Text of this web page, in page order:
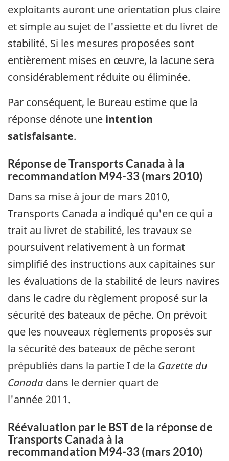
exploitants auront une orientation plus claire
et simple au sujet de l'assiette et du livret de
stabilité. Si les mesures proposées sont
entièrement mises en œuvre, la lacune sera
considérablement réduite ou éliminée.
Par conséquent, le Bureau estime que la
réponse dénote une intention
satisfaisante.
Réponse de Transports Canada à la
recommandation M94-33 (mars 2010)
Dans sa mise à jour de mars 2010,
Transports Canada a indiqué qu'en ce qui a
trait au livret de stabilité, les travaux se
poursuivent relativement à un format
simplifié des instructions aux capitaines sur
les évaluations de la stabilité de leurs navires
dans le cadre du règlement proposé sur la
sécurité des bateaux de pêche. On prévoit
que les nouveaux règlements proposés sur
la sécurité des bateaux de pêche seront
prépubliés dans la partie I de la Gazette du
Canada dans le dernier quart de
l'année 2011.
Réévaluation par le BST de la réponse de
Transports Canada à la
recommandation M94-33 (mars 2010)